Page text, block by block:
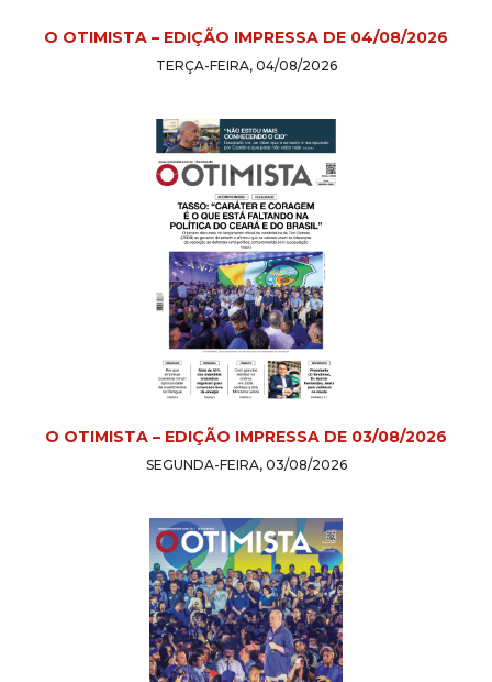
O OTIMISTA – EDIÇÃO IMPRESSA DE 04/08/2026
TERÇA-FEIRA, 04/08/2026
O OTIMISTA – EDIÇÃO IMPRESSA DE 03/08/2026
SEGUNDA-FEIRA, 03/08/2026